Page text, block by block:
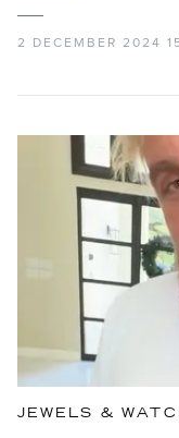
2 DECEMBER 2024
JEWELS &